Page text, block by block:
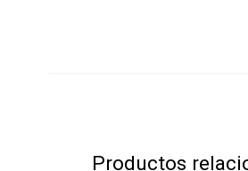
Productos